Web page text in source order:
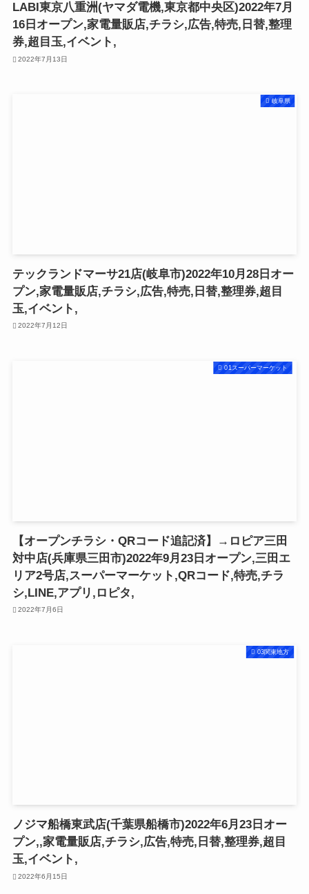
LABI東京八重洲(ヤマダ電機,東京都中央区)2022年7月
16日オープン,家電量販店,チラシ,広告,特売,日替,整理
券,超目玉,イベント,
2022年7月13日
岐阜県
テックランドマーサ21店(岐阜市)2022年10月28日オー
プン,家電量販店,チラシ,広告,特売,日替,整理券,超目
玉,イベント,
2022年7月12日
01スーパーマーケット
【オープンチラシ・QRコード追記済】→ロピア三田
対中店(兵庫県三田市)2022年9月23日オープン,三田エ
リア2号店,スーパーマーケット,QRコード,特売,チラ
シ,LINE,アプリ,ロピタ,
2022年7月6日
03関東地方
ノジマ船橋東武店(千葉県船橋市)2022年6月23日オー
プン,,家電量販店,チラシ,広告,特売,日替,整理券,超目
玉,イベント,
2022年6月15日